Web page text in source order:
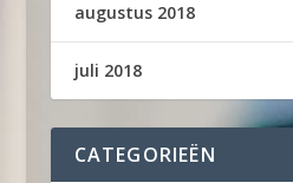
augustus 2018
juli 2018
CATEGORIEËN